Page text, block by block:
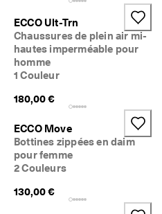
ECCO Ult-Trn
Chaussures de plein air mi-
hautes imperméable pour
homme
1 Couleur
180,00 €
ECCO Move
Bottines zippées en daim
pour femme
2 Couleurs
130,00 €